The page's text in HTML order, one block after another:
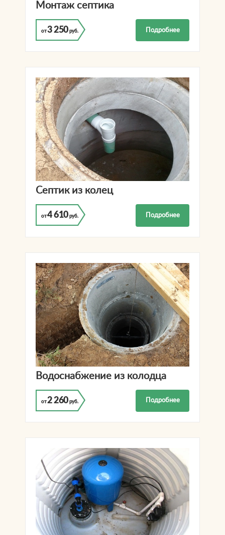
Монтаж септика
от3 250 руб. Подробнее
Септик из колец
от4 610 руб. Подробнее
Водоснабжение из колодца
от2 260 руб. Подробнее